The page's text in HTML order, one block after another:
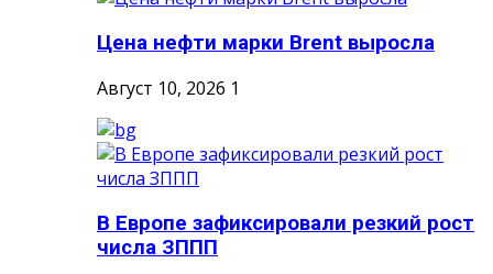
Цена нефти марки Brent выросла
Август 10, 2026 1
В Европе зафиксировали резкий рост
числа ЗППП